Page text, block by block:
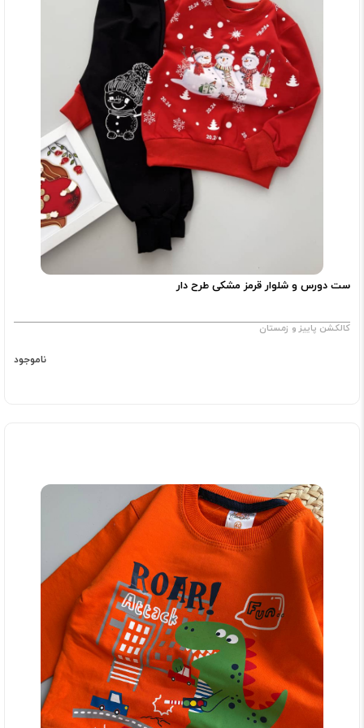
ست دورس و شلوار قرمز مشکی طرح دار
کالکشن پاییز و زمستان
ناموجود